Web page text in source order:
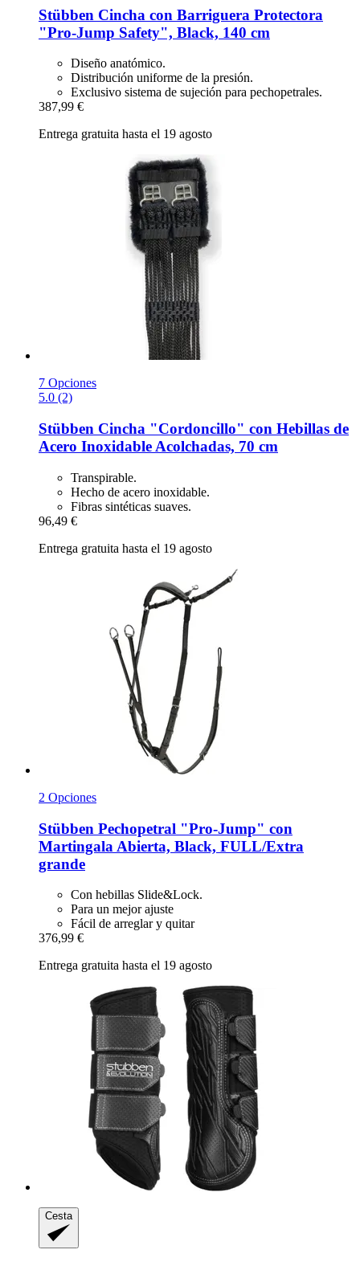
Stübben Cincha con Barriguera Protectora
"Pro-​Jump Safety", Black, 140 cm
Diseño anatómico.
Distribución uniforme de la presión.
Exclusivo sistema de sujeción para pechopetrales.
387,99 €
Entrega gratuita hasta el 19 agosto
7 Opciones
5.0 (2)
Stübben Cincha "Cordoncillo" con Hebillas de
Acero Inoxidable Acolchadas, 70 cm
Transpirable.
Hecho de acero inoxidable.
Fibras sintéticas suaves.
96,49 €
Entrega gratuita hasta el 19 agosto
2 Opciones
Stübben Pechopetral "Pro-​Jump" con
Martingala Abierta, Black, FULL/Extra
grande
Con hebillas Slide&Lock.
Para un mejor ajuste
Fácil de arreglar y quitar
376,99 €
Entrega gratuita hasta el 19 agosto
Cesta